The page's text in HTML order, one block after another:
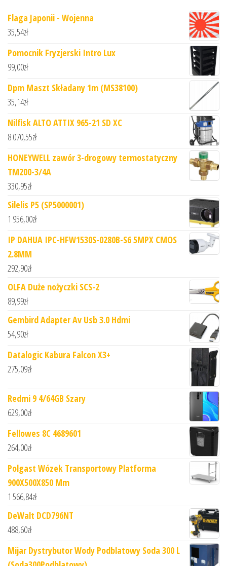
Flaga Japonii - Wojenna
35,54zł
Pomocnik Fryzjerski Intro Lux
99,00zł
Dpm Maszt Składany 1m (MS38100)
35,14zł
Nilfisk ALTO ATTIX 965-21 SD XC
8 070,55zł
HONEYWELL zawór 3-drogowy termostatyczny
TM200-3/4A
330,95zł
Silelis P5 (SP5000001)
1 956,00zł
IP DAHUA IPC-HFW1530S-0280B-S6 5MPX CMOS
2.8MM
292,90zł
OLFA Duże nożyczki SCS-2
89,99zł
Gembird Adapter Av Usb 3.0 Hdmi
54,90zł
Datalogic Kabura Falcon X3+
275,09zł
Redmi 9 4/64GB Szary
629,00zł
Fellowes 8C 4689601
264,00zł
Polgast Wózek Transportowy Platforma
900X500X850 Mm
1 566,84zł
DeWalt DCD796NT
488,60zł
Mijar Dystrybutor Wody Podblatowy Soda 300 L